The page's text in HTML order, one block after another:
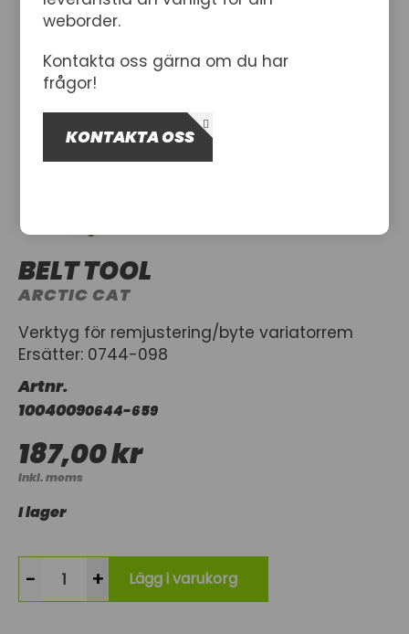
BELT TOOL
ARCTIC CAT
Verktyg för remjustering/byte variatorrem
Ersätter: 0744-098
Artnr.
10040090644-659
187,00 kr
Inkl. moms
I lager
- + Lägg i varukorg
weborder.
Kontakta oss gärna om du har
frågor!
KONTAKTA OSS